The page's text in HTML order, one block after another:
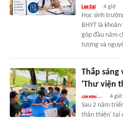
4 giờ
Học sinh
BHYT là
góp đầu năm
tượng và
Thắp
'Thư viện
4 giờ
Sau 2 năm
thân thiện' tại